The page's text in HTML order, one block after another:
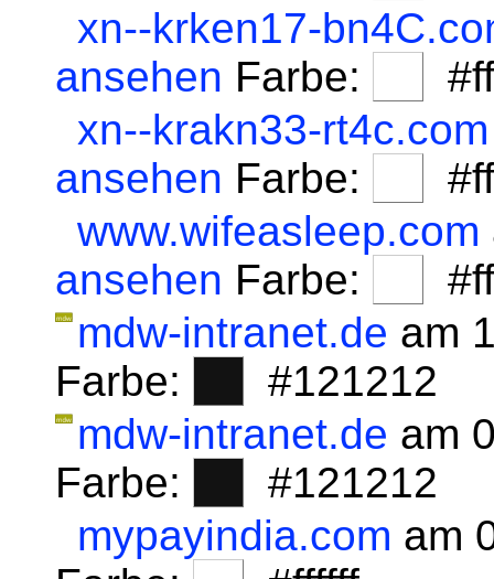
xn--krken17-
ansehen Farbe:
xn--krakn33-rt4c.com
ansehen Farbe:
www.wifeasleep.com
ansehen Farbe:
mdw-intranet.de am
Farbe:
#121212
mdw-intranet.de am
Farbe:
#121212
mypayindia.com am